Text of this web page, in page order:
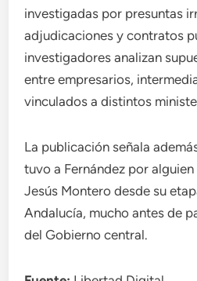
investigadas por presuntas
adjudicaciones y contratos
investigadores analizan
entre empresarios,
vinculados a distintos
La publicación señala
tuvo a Fernández por
Jesús Montero desde su
Andalucía, mucho antes de
del Gobierno central.